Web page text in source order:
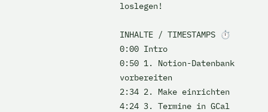
loslegen!
INHALTE / TIMESTAMPS ⏱️
0:00 Intro
0:50 1. Notion-Datenbank
vorbereiten
2:34 2. Make einrichten
4:24 3. Termine in GCal